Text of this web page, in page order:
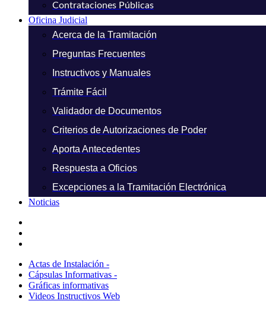
Contrataciones Públicas
Oficina Judicial
Acerca de la Tramitación
Preguntas Frecuentes
Instructivos y Manuales
Trámite Fácil
Validador de Documentos
Criterios de Autorizaciones de Poder
Aporta Antecedentes
Respuesta a Oficios
Excepciones a la Tramitación Electrónica
Noticias
Actas de Instalación -
Cápsulas Informativas -
Gráficas informativas
Videos Instructivos Web